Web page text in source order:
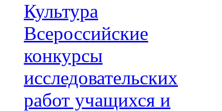
Культура
Всероссийские
конкурсы
исследовательских
работ учащихся и